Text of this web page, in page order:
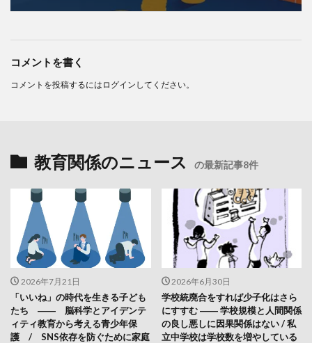
コメントを書く
コメントを投稿するには ログイン してください。
教育関係のニュース の最新記事8件
2026年7月21日
「いいね」の時代を生きる子ども
たち ―― 脳科学とアイデンテ
ィティ教育から考える青少年保
護 / SNS依存を防ぐために家庭
2026年6月30日
学校統廃合をすれば少子化はさら
にすすむ ―― 学校規模と人間関係
の良し悪しに因果関係はない / 私
立中学校は学校数を増やしている